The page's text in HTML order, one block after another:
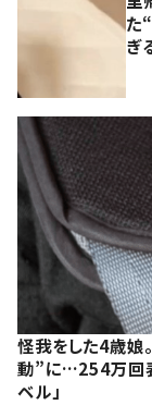
た
ぎ
怪我をした4歳娘
動”に…254万回表
ベル」